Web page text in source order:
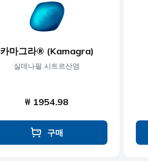
카마그라® (Kamagra)
실데나필 시트르산염
₩ 1954.98
구매